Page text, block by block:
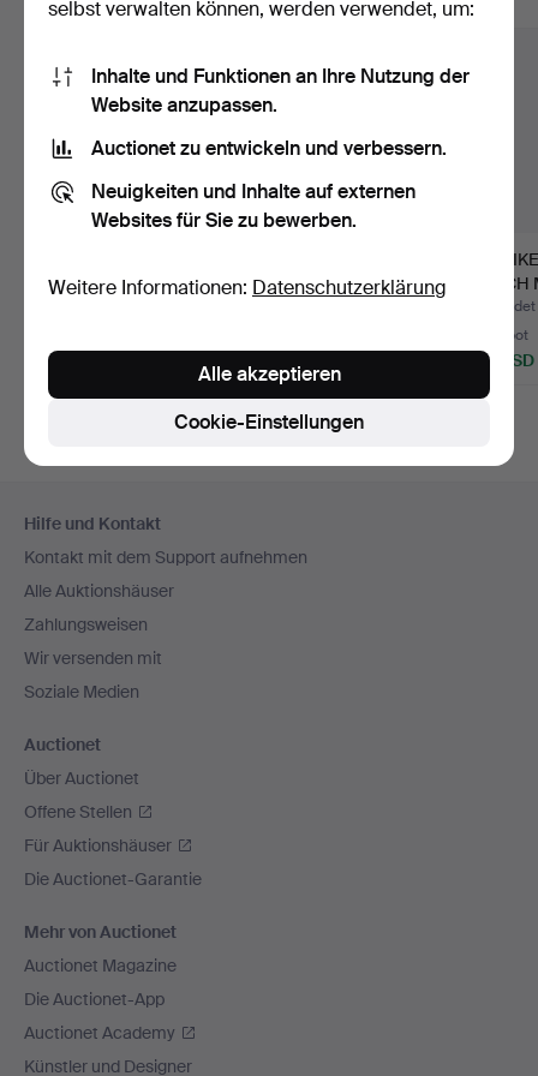
NIEDRIGSPIELTISCH?
41 USD
PINE BEISTELLTISCH.
Ausgewähltes
Objekt
TISCH
1 Gebot
41 USD
Navigation
Hilfe und Kontakt
Kontakt mit dem Support aufnehmen
Alle Auktionshäuser
Zahlungsweisen
Wir versenden mit
Soziale Medien
Auctionet
Über Auctionet
Offene Stellen
Für Auktionshäuser
Die Auctionet-Garantie
Mehr von Auctionet
Auctionet Magazine
Die Auctionet-App
Auctionet Academy
Künstler und Designer
selbst verwalten können, werden verwendet, um:
Inhalte und Funktionen an Ihre Nutzung der
Website anzupassen.
Auctionet zu entwickeln und verbessern.
Neuigkeiten und Inhalte auf externen
Websites für Sie zu bewerben.
Weitere Informationen: Datenschutzerklärung
Cookie-Einstellungen
Alle akzeptieren